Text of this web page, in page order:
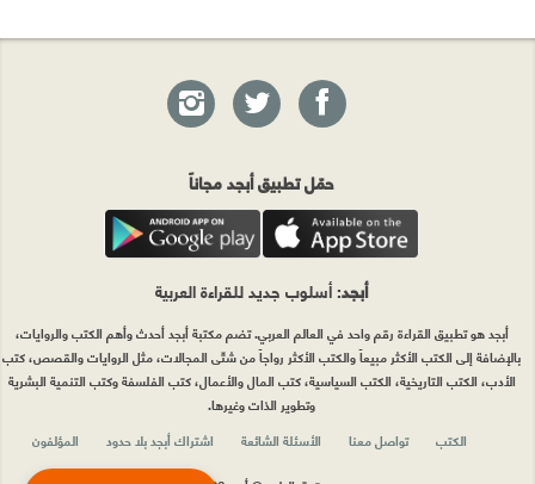
حمّل تطبيق أبجد مجاناً
أبجد: أسلوب جديد للقراءة العربية
أبجد هو تطبيق القراءة رقم واحد في العالم العربي. تضم مكتبة أبجد أحدث وأهم الكتب والروايات،
بالإضافة إلى الكتب الأكثر مبيعاً والكتب الأكثر رواجاً من شتّى المجالات، مثل الروايات والقصص، كتب
الأدب، الكتب التاريخية، الكتب السياسية، كتب المال والأعمال، كتب الفلسفة وكتب التنمية البشرية
وتطوير الذات وغيرها.
الكتب
تواصل معنا الأسئلة الشائعة اشتراك أبجد بلا حدود
المؤلفون